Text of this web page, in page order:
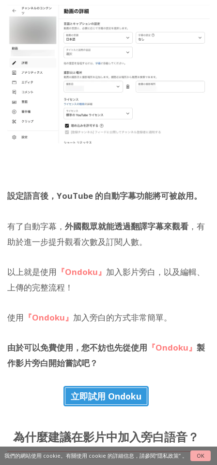
設定語言後，YouTube 的自動字幕功能將可被啟用。
有了自動字幕， 外國觀眾就能透過翻譯字幕來觀看 ，有
助於進一步提升觀看次數及訂閱人數。
以上就是使用 『Ondoku』 加入影片旁白，以及編輯、
上傳的完整流程！
使用 『Ondoku』 加入旁白的方式非常簡單。
由於可以免費使用，您不妨也先從使用 『Ondoku』 製
作影片旁白開始嘗試吧？
立即試用 Ondoku
為什麼建議在影片中加入旁白語音？
我們的網站使用 cookie。有關使用 cookie 的詳細信息，請參閱“隱私政策”。 OK